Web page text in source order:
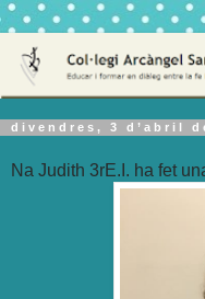
divendres, 3 d’abril
Na Judith 3rE.I. ha fet